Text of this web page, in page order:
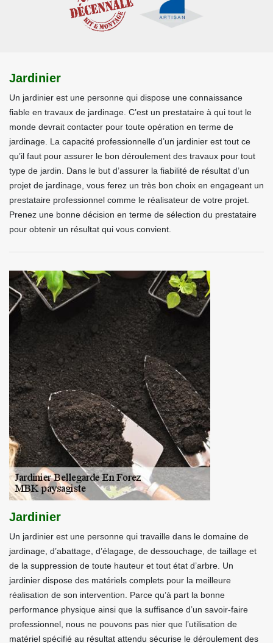
Jardinier
Un jardinier est une personne qui dispose une connaissance
fiable en travaux de jardinage. C’est un prestataire à qui tout le
monde devrait contacter pour toute opération en terme de
jardinage. La capacité professionnelle d’un jardinier est tout ce
qu’il faut pour assurer le bon déroulement des travaux pour tout
type de jardin. Dans le but d’assurer la fiabilité de résultat d’un
projet de jardinage, vous ferez un très bon choix en engageant un
prestataire professionnel comme le réalisateur de votre projet.
Prenez une bonne décision en terme de sélection du prestataire
pour obtenir un résultat qui vous convient.
Jardinier
Un jardinier est une personne qui travaille dans le domaine de
jardinage, d’abattage, d’élagage, de dessouchage, de taillage et
de la suppression de toute hauteur et tout état d’arbre. Un
jardinier dispose des matériels complets pour la meilleure
réalisation de son intervention. Parce qu’à part la bonne
performance physique ainsi que la suffisance d’un savoir-faire
professionnel, nous ne pouvons pas nier que l’utilisation de
matériel spécifié au résultat attendu sécurise le déroulement des